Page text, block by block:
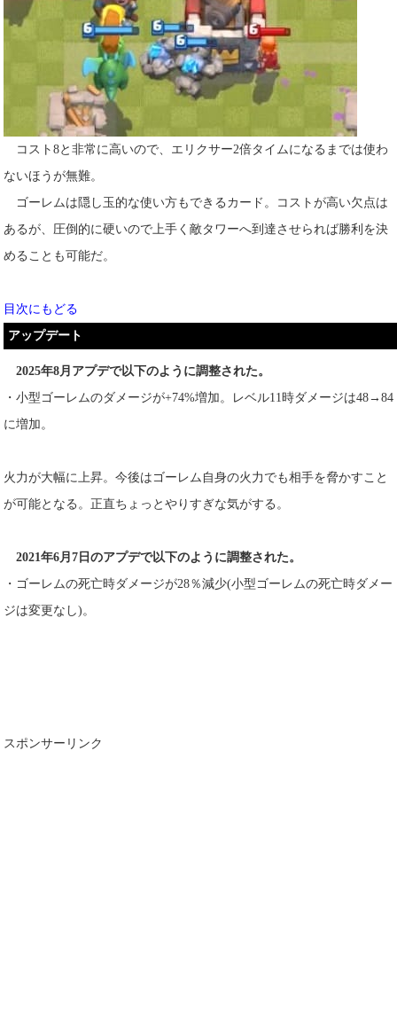
コスト8と非常に高いので、エリクサー2倍タイムになるまでは使わ
ないほうが無難。
ゴーレムは隠し玉的な使い方もできるカード。コストが高い欠点は
あるが、圧倒的に硬いので上手く敵タワーへ到達させられば勝利を決
めることも可能だ。
目次にもどる
アップデート
2025年8月アプデで以下のように調整された。
・小型ゴーレムのダメージが+74%増加。レベル11時ダメージは48→84
に増加。
火力が大幅に上昇。今後はゴーレム自身の火力でも相手を脅かすこと
が可能となる。正直ちょっとやりすぎな気がする。
2021年6月7日のアプデで以下のように調整された。
・ゴーレムの死亡時ダメージが28％減少(小型ゴーレムの死亡時ダメー
ジは変更なし)。
スポンサーリンク